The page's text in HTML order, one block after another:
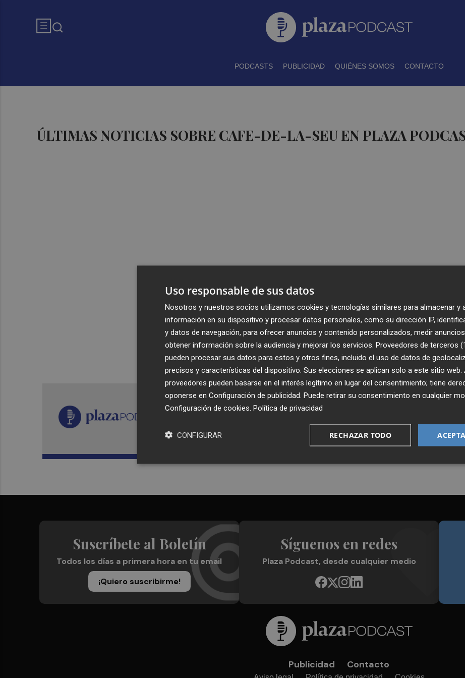
PODCASTS PUBLICIDAD QUIÉNES SOMOS CONTACTO
ÚLTIMAS NOTICIAS SOBRE CAFE-DE-LA-SEU EN PLAZA
Recibe toda la actualidad de
Plaza Podcast en tu correo
Suscríbete al Boletín
Todos los días a primera hora en tu email
¡Quiero suscribirme!
Síguenos en redes
Plaza Podcast, desde cualquier medio
Publicidad Contacto
Uso responsable de sus datos
Nosotros y nuestros socios utilizamos cookies y tecnologías similares para almacenar y
información en su dispositivo y procesar datos personales, como su dirección IP,
y datos de navegación, para ofrecer anuncios y contenido personalizados, medir
obtener información sobre la audiencia y mejorar los servicios. Proveedores de terceros
pueden procesar sus datos para estos y otros fines, incluido el uso de datos de
precisos y características del dispositivo. Sus elecciones se aplican solo a este sitio web.
proveedores pueden basarse en el interés legítimo en lugar del consentimiento; tiene
oponerse en Configuración de publicidad . Puede retirar su consentimiento en cualquier
Configuración de cookies Política de privacidad
RECHAZAR TODO
CONFIGURAR